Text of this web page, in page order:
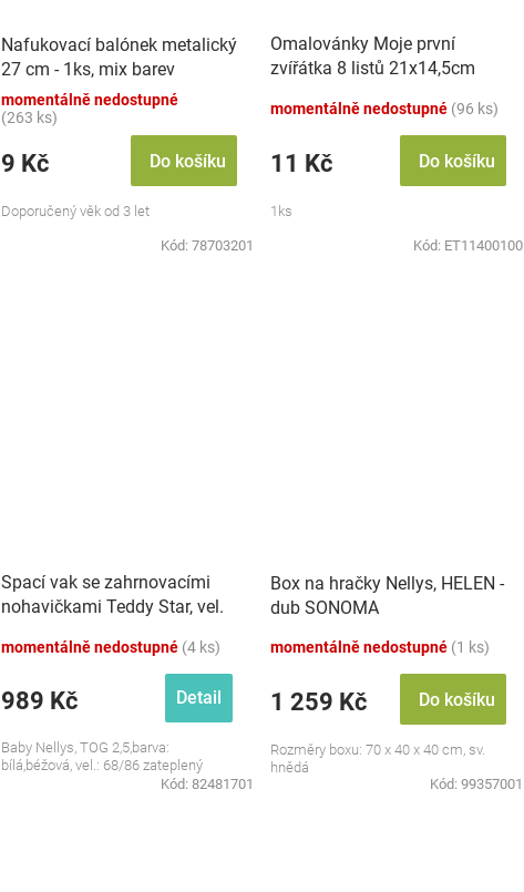
Nafukovací balónek metalický
27 cm - 1ks, mix barev
momentálně nedostupné
(263 ks)
9 Kč Do košíku
Doporučený věk od 3 let
Kód: 78703201
Omalovánky Moje první
zvířátka 8 listů 21x14,5cm
momentálně nedostupné (96 ks)
11 Kč Do košíku
1ks
Kód: ET11400100
Spací vak se zahrnovacími
nohavičkami Teddy Star, vel.
momentálně nedostupné (4 ks)
989 Kč Detail
Baby Nellys, TOG 2,5,barva:
bílá,béžová, vel.: 68/86 zateplený
Kód: 82481701
Box na hračky Nellys, HELEN -
dub SONOMA
momentálně nedostupné (1 ks)
1 259 Kč Do košíku
Rozměry boxu: 70 x 40 x 40 cm, sv.
hnědá
Kód: 99357001